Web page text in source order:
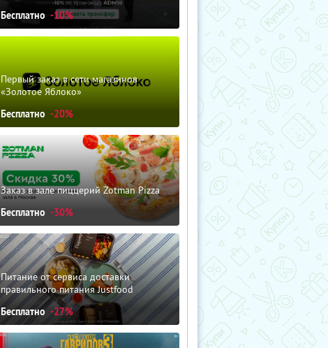
Бесплатно -10%
Первый заказ в сети магазинов
«Золотое Яблоко»
Бесплатно -20%
Заказ в зале пиццерий Zotman Pizza
Бесплатно -30%
Питание от сервиса доставки
правильного питания Justfood
Бесплатно -27%